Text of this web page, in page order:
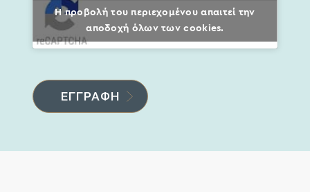
Η προβολή του περιεχομένου απαιτεί την
αποδοχή όλων των cookies.